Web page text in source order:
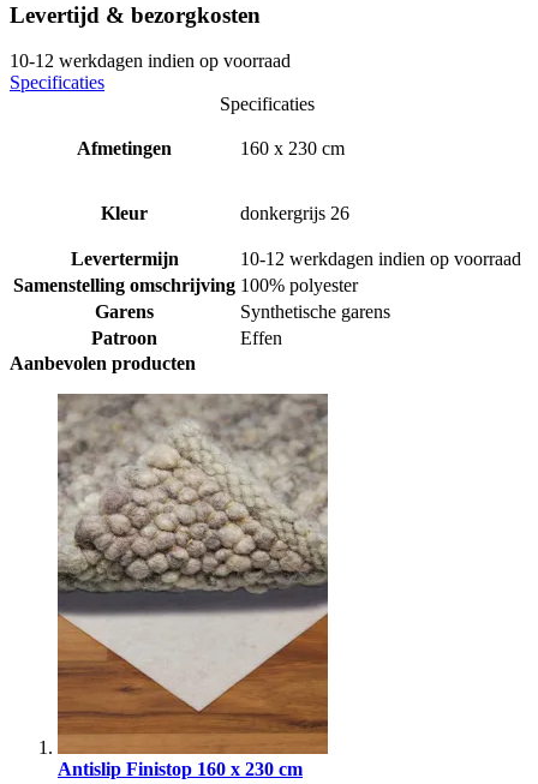
Levertijd & bezorgkosten
10-12 werkdagen indien op voorraad
Specificaties
Specificaties
Afmetingen 160 x 230 cm
Kleur donkergrijs 26
Levertermijn
10-12 werkdagen indien op voorraad
Samenstelling omschrijving 100% polyester
Garens
Synthetische garens
Patroon
Effen
Aanbevolen producten
Antislip Finistop 160 x 230 cm